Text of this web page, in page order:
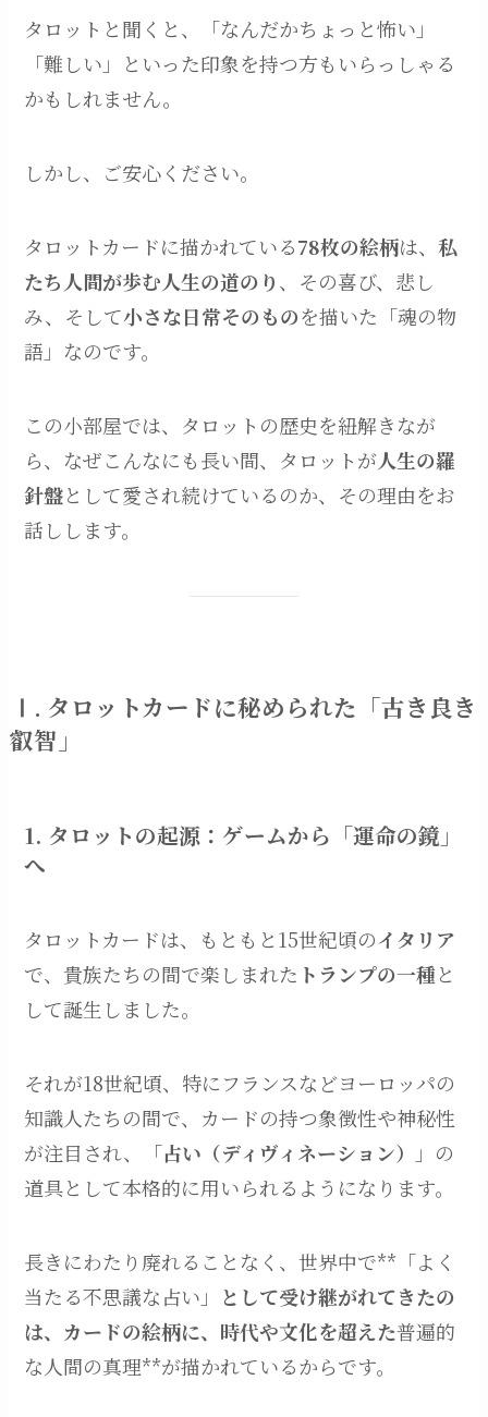
タロットと聞くと、「なんだかちょっと怖い」
「難しい」といった印象を持つ方もいらっしゃる
かもしれません。
しかし、ご安心ください。
タロットカードに描かれている78枚の絵柄は、私
たち人間が歩む人生の道のり、その喜び、悲し
み、そして小さな日常そのものを描いた「魂の物
語」なのです。
この小部屋では、タロットの歴史を紐解きなが
ら、なぜこんなにも長い間、タロットが人生の羅
針盤として愛され続けているのか、その理由をお
話しします。
Ⅰ. タロットカードに秘められた「古き良き
叡智」
1. タロットの起源：ゲームから「運命の鏡」
へ
タロットカードは、もともと15世紀頃のイタリア
で、貴族たちの間で楽しまれた トランプの一種と
して誕生しました。
それが18世紀頃、特にフランスなどヨーロッパの
知識人たちの間で、カードの持つ象徴性や神秘性
が注目され、「占い（ディヴィネーション）
」の
道具として本格的に用いられるようになります。
長きにわたり廃れることなく、世界中で**「よく
当たる不思議な占い」 として受け継がれてきたの
は、カードの絵柄に、時代や文化を超えた普遍的
な人間の真理**が描かれているからです。